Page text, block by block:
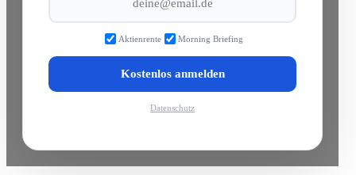
Aktienrente Morning Briefing
Kostenlos anmelden
Datenschutz